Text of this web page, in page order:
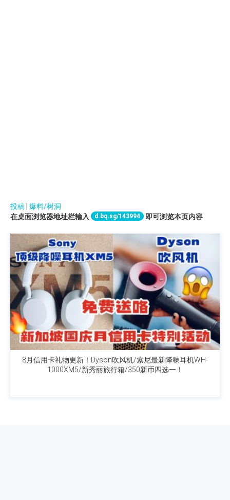
投稿 爆料/树洞
在桌面浏览器地址栏输入
d.bq.sg/143994 即可浏览本页内容
8月信用卡礼物更新！Dyson吹风机/索尼最新降噪耳机WH-
1000XM5/新秀丽旅行箱/350新币四选一！